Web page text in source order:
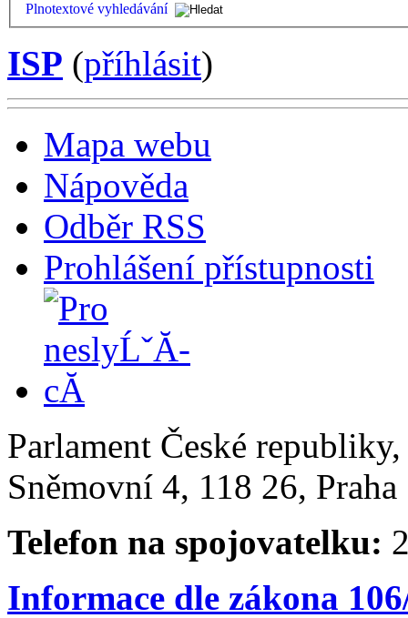
Plnotextové vyhledávání
ISP (příhlásit)
Mapa webu
Nápověda
Odběr RSS
Prohlášení přístupnosti
Parlament České
Sněmovní 4, 118 26,
Telefon na spojovatelku:
Informace dle zákona